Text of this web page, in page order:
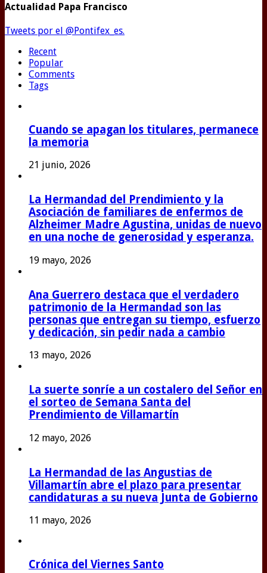
Actualidad Papa Francisco
Tweets por el @Pontifex_es.
Recent
Popular
Comments
Tags
Cuando se apagan los titulares, permanece
la memoria
21 junio, 2026
La Hermandad del Prendimiento y la
Asociación de familiares de enfermos de
Alzheimer Madre Agustina, unidas de nuevo
en una noche de generosidad y esperanza.
19 mayo, 2026
Ana Guerrero destaca que el verdadero
patrimonio de la Hermandad son las
personas que entregan su tiempo, esfuerzo
y dedicación, sin pedir nada a cambio
13 mayo, 2026
La suerte sonríe a un costalero del Señor en
el sorteo de Semana Santa del
Prendimiento de Villamartín
12 mayo, 2026
La Hermandad de las Angustias de
Villamartín abre el plazo para presentar
candidaturas a su nueva Junta de Gobierno
11 mayo, 2026
Crónica del Viernes Santo